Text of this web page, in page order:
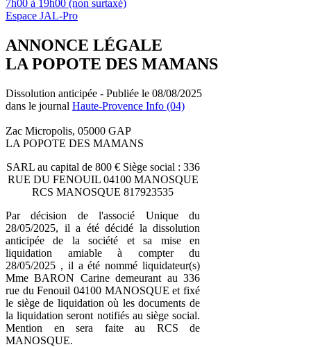
7h00 à 19h00 (non surtaxé)
Espace JAL-Pro
ANNONCE LÉGALE
LA POPOTE DES MAMANS
Dissolution anticipée - Publiée le 08/08/2025
dans le journal Haute-Provence Info (04)
Zac Micropolis, 05000 GAP
LA POPOTE DES MAMANS
SARL au capital de 800 € Siège social : 336
RUE DU FENOUIL 04100 MANOSQUE
RCS MANOSQUE 817923535
Par décision de l'associé Unique du
28/05/2025, il a été décidé la dissolution
anticipée de la société et sa mise en
liquidation amiable à compter du
28/05/2025 , il a été nommé liquidateur(s)
Mme BARON Carine demeurant au 336
rue du Fenouil 04100 MANOSQUE et fixé
le siège de liquidation où les documents de
la liquidation seront notifiés au siège social.
Mention en sera faite au RCS de
MANOSQUE.